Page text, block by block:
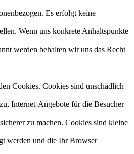
Es erfolgt keine
Wenn uns konkrete Anhaltspunkte
werden behalten wir uns das Recht
Cookies. Cookies sind unschädlich
Internet-Angebote für die Besucher
zu machen. Cookies sind kleine
werden und die Ihr Browser